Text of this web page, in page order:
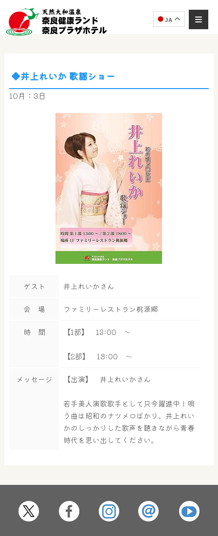
JA
大浴場 サウナ・岩盤浴
奈良わんぱくランド
ボディケア
◆井上れいか 歌謡ショー
10月：3日
ゲスト 井上れいかさん
会 場 ファミリーレストラン桃源郷
時 間 【1部】 13:00 ～
【2部】 18:00 ～
メッセージ 【出演】 井上れいかさん
若手美人演歌歌手として只今躍進中！唄
う曲は昭和のナツメロばかり。井上れい
かのしっかりした歌声を聴きながら青春
時代を思い出してください。
奈良健康ランド AIコンシェルジュです。
ご質問をお伺いします。